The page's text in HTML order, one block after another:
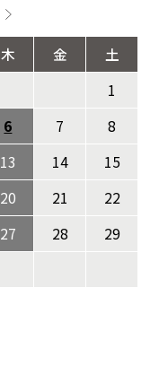
木 金
土
1
6 7
8
13 14
15
20 21
22
27 28
29